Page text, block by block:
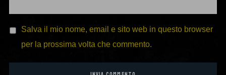
Salva il mio nome, email e sito web in questo browser
per la prossima volta che commento.